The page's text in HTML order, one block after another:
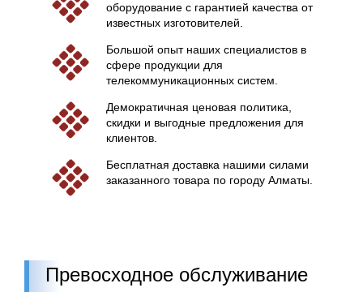
оборудование с гарантией качества от
известных изготовителей.
Большой опыт наших специалистов в
сфере продукции для
телекоммуникационных систем.
Демократичная ценовая политика,
скидки и выгодные предложения для
клиентов.
Бесплатная доставка нашими силами
заказанного товара по городу Алматы.
Превосходное обслуживание